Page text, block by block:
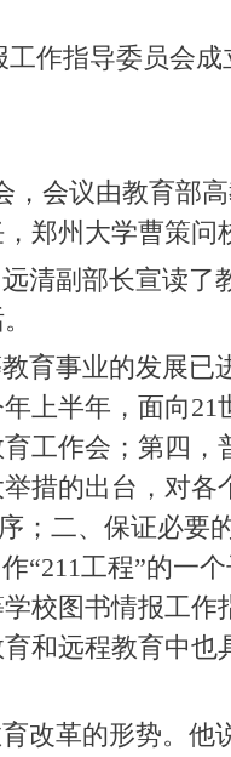
指导委员会成
会议由教育部高
郑州大学曹策问
副部长宣读了
事业的发展已
上半年，面向
工作会；第四
措的出台，对
；二、保证必要
“211工程”的一
校图书情报工
和远程教育中
革的形势。他